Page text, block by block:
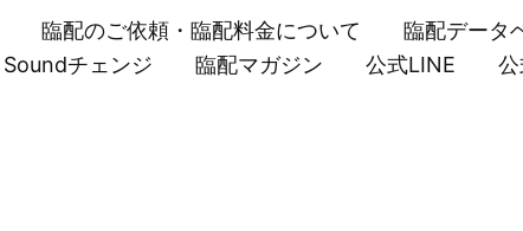
臨配のご依頼・臨配料金について 臨配データ
Soundチェンジ 臨配マガジン 公式LINE